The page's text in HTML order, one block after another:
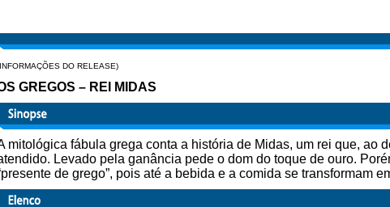
DO RELEASE)
GREGOS – REI MIDAS
mitológica fábula grega conta a história de Midas, um rei que, ao
Levado pela ganância pede o dom do toque de ouro.
de grego”, pois até a bebida e a comida se transformam